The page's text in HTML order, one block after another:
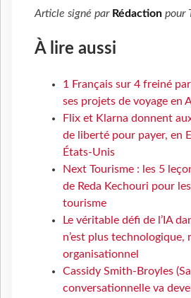
Article signé par Rédaction pour
À lire aussi
1 Français sur 4 freiné
ses projets de voyage en
Flix et Klarna donnent
de liberté pour payer, en
États-Unis
Next Tourisme : les 5
de Reda Kechouri pour
tourisme
Le véritable défi de l’IA
n’est plus technologique,
organisationnel
Cassidy Smith-Broyles
conversationnelle va